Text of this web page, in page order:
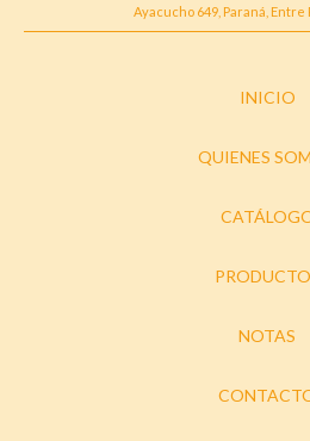
Ayacucho 649, Paraná, Entre
INICIO
QUIENES
NOTAS